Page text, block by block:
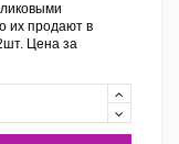
их продают в
Цена за